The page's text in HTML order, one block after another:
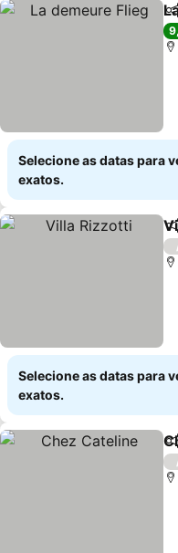
Selecione as datas para
exatos.
Selecione as datas para
exatos.